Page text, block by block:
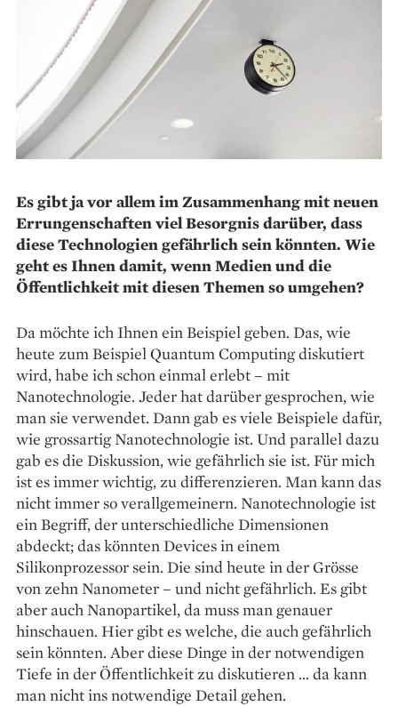
Es gibt ja vor allem im Zusammenhang mit neuen
Errungenschaften viel Besorgnis darüber, dass
diese Technologien gefährlich sein könnten. Wie
geht es Ihnen damit, wenn Medien und die
Öffentlichkeit mit diesen Themen so umgehen?
Da möchte ich Ihnen ein Beispiel geben. Das, wie
heute zum Beispiel Quantum Computing diskutiert
wird, habe ich schon einmal erlebt – mit
Nanotechnologie. Jeder hat darüber gesprochen, wie
man sie verwendet. Dann gab es viele Beispiele dafür,
wie grossartig Nanotechnologie ist. Und parallel dazu
gab es die Diskussion, wie gefährlich sie ist. Für mich
ist es immer wichtig, zu differenzieren. Man kann das
nicht immer so verallgemeinern. Nanotechnologie ist
ein Begriff, der unterschiedliche Dimensionen
abdeckt; das könnten Devices in einem
Silikonprozessor sein. Die sind heute in der Grösse
von zehn Nanometer – und nicht gefährlich. Es gibt
aber auch Nanopartikel, da muss man genauer
hinschauen. Hier gibt es welche, die auch gefährlich
sein könnten. Aber diese Dinge in der notwendigen
Tiefe in der Öffentlichkeit zu diskutieren … da kann
man nicht ins notwendige Detail gehen.